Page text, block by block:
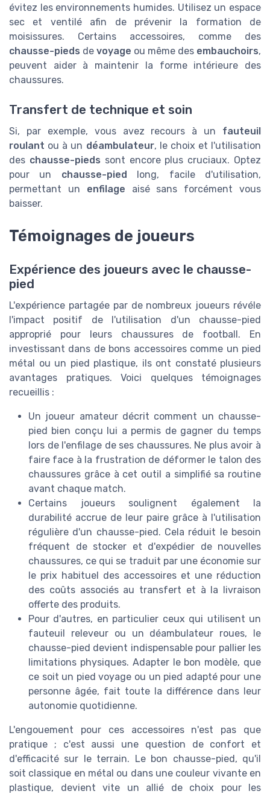
évitez les environnements humides. Utilisez un espace
sec et ventilé afin de prévenir la formation de
moisissures. Certains accessoires, comme des
chausse-pieds de voyage ou même des embauchoirs,
peuvent aider à maintenir la forme intérieure des
chaussures.
Transfert de technique et soin
Si, par exemple, vous avez recours à un fauteuil
roulant ou à un déambulateur, le choix et l'utilisation
des chausse-pieds sont encore plus cruciaux. Optez
pour un chausse-pied long, facile d'utilisation,
permettant un enfilage aisé sans forcément vous
baisser.
Témoignages de joueurs
Expérience des joueurs avec le chausse-
pied
L'expérience partagée par de nombreux joueurs révéle
l'impact positif de l'utilisation d'un chausse-pied
approprié pour leurs chaussures de football. En
investissant dans de bons accessoires comme un pied
métal ou un pied plastique, ils ont constaté plusieurs
avantages pratiques. Voici quelques témoignages
recueillis :
Un joueur amateur décrit comment un chausse-
pied bien conçu lui a permis de gagner du temps
lors de l'enfilage de ses chaussures. Ne plus avoir à
faire face à la frustration de déformer le talon des
chaussures grâce à cet outil a simplifié sa routine
avant chaque match.
Certains joueurs soulignent également la
durabilité accrue de leur paire grâce à l'utilisation
régulière d'un chausse-pied. Cela réduit le besoin
fréquent de stocker et d'expédier de nouvelles
chaussures, ce qui se traduit par une économie sur
le prix habituel des accessoires et une réduction
des coûts associés au transfert et à la livraison
offerte des produits.
Pour d'autres, en particulier ceux qui utilisent un
fauteuil releveur ou un déambulateur roues, le
chausse-pied devient indispensable pour pallier les
limitations physiques. Adapter le bon modèle, que
ce soit un pied voyage ou un pied adapté pour une
personne âgée, fait toute la différence dans leur
autonomie quotidienne.
L'engouement pour ces accessoires n'est pas que
pratique ; c'est aussi une question de confort et
d'efficacité sur le terrain. Le bon chausse-pied, qu'il
soit classique en métal ou dans une couleur vivante en
plastique, devient vite un allié de choix pour les